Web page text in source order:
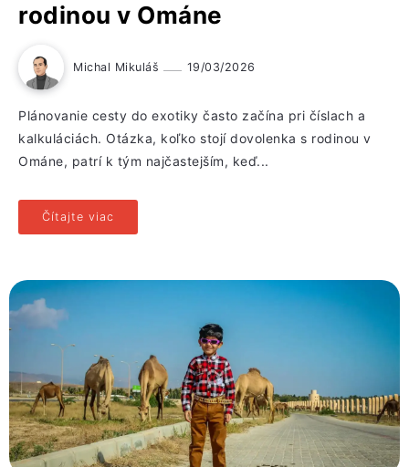
rodinou v Ománe
Michal Mikuláš 19/03/2026
Plánovanie cesty do exotiky často začína pri číslach a
kalkuláciách. Otázka, koľko stojí dovolenka s rodinou v
Ománe, patrí k tým najčastejším, keď...
Čítajte viac